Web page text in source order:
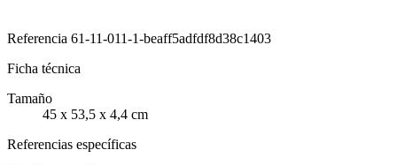
Referencia 61-11-011-1-beaff5adfdf8d38c1403
Ficha técnica
Tamaño
45 x 53,5 x 4,4 cm
Referencias específicas